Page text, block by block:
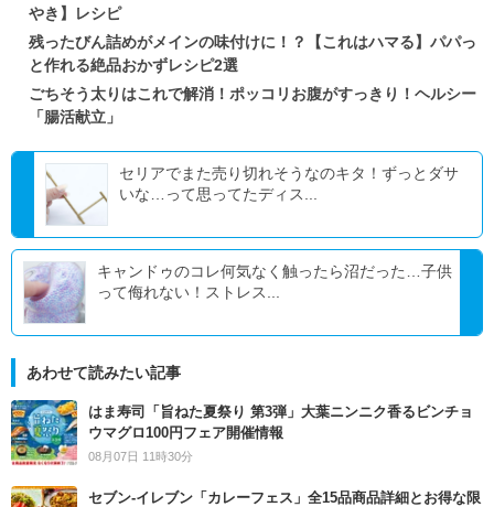
やき】レシピ
残ったびん詰めがメインの味付けに！？【これはハマる】パパっ
と作れる絶品おかずレシピ2選
ごちそう太りはこれで解消！ポッコリお腹がすっきり！ヘルシー
「腸活献立」
セリアでまた売り切れそうなのキタ！ずっとダサ
いな…って思ってたディス...
キャンドゥのコレ何気なく触ったら沼だった…子供
って侮れない！ストレス...
あわせて読みたい記事
はま寿司「旨ねた夏祭り 第3弾」大葉ニンニク香るビンチョ
ウマグロ100円フェア開催情報
08月07日 11時30分
セブン‐イレブン「カレーフェス」全15品商品詳細とお得な限